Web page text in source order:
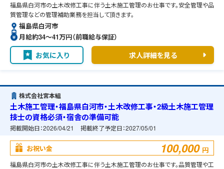
福島県白河市の土木改修工事に伴う土木施工管理のお仕事です。安全管理や品
質管理などの管理補助業務を担当して頂きます。
福島県白河市
月給約34〜41万円（前職給与保証）
お気に入り 求人詳細を見る
株式会社宮本組
土木施工管理・福島県白河市・土木改修工事・2級土木施工管理
技士の資格必須・宿舎の準備可能
掲載開始日：2026/04/21 掲載終了予定日：2027/05/01
お祝い金 100,000 円
福島県白河市の土木改修工事に伴う土木施工管理のお仕事です。品質管理や工